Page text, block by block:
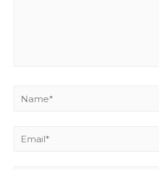
Name*
Email*